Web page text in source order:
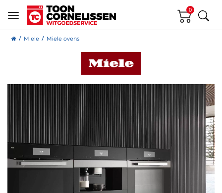
0
Miele Miele ovens